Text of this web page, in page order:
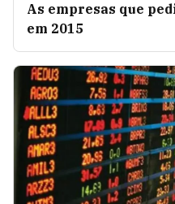
As empresas que
em 2015